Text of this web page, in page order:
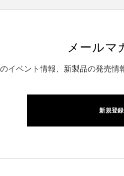
メールマ
イベント情報、新製品の発売情
新規登録